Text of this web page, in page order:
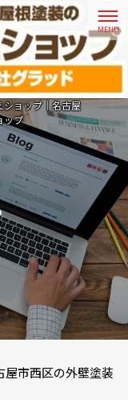
ショップ｜名古屋
ップ
屋市西区の外壁塗装